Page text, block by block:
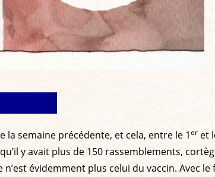
semaine précédente, et cela, entre le 1er et
y avait plus de 150 rassemblements,
évidemment plus celui du vaccin. Avec